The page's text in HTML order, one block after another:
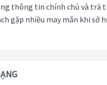
thông tin chính chủ và trả
gặp nhiều may mắn khi sở